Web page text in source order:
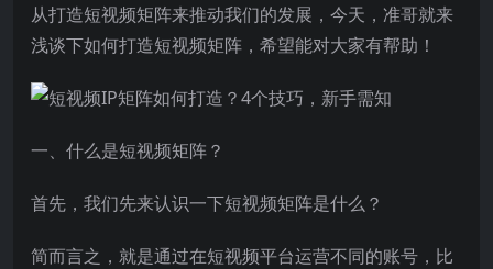
从打造短视频矩阵来推动我们的发展，今天，准哥就来
浅谈下如何打造短视频矩阵，希望能对大家有帮助！
一、什么是短视频矩阵？
首先，我们先来认识一下短视频矩阵是什么？
简而言之，就是通过在短视频平台运营不同的账号，比